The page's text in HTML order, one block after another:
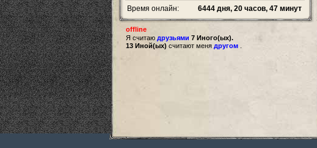
Время онлайн:
6444 дня, 20 часов, 47 минут
offline
Я считаю друзьями 7 Иного(ых).
13 Иной(ых) считают меня другом